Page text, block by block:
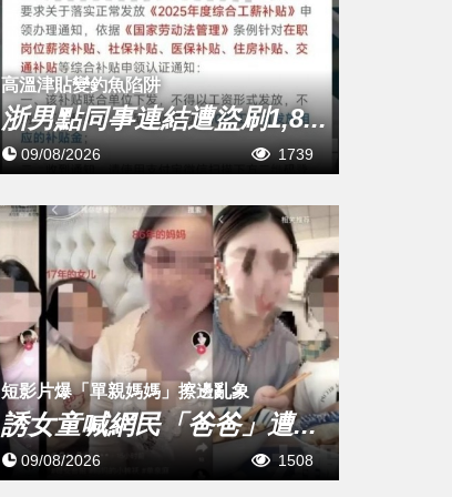
高溫津貼變釣魚陷阱
浙男點同事連結遭盜刷1,8...
09/08/2026 1739
短影片爆「單親媽媽」擦邊亂象
誘女童喊網民「爸爸」遭...
09/08/2026 1508